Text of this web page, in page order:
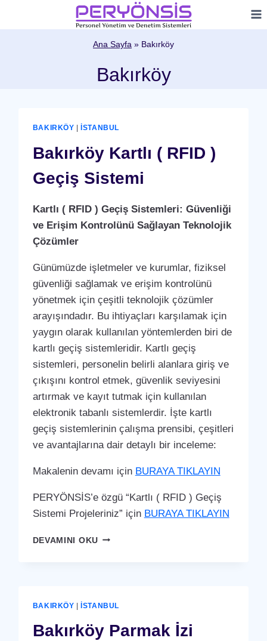
Ana Sayfa » Bakırköy
Bakırköy
BAKIRKÖY |İSTANBUL
Bakırköy Kartlı ( RFID )
Geçiş Sistemi
Kartlı ( RFID ) Geçiş Sistemleri: Güvenliği
ve Erişim Kontrolünü Sağlayan Teknolojik
Çözümler
Günümüzde işletmeler ve kurumlar, fiziksel
güvenliği sağlamak ve erişim kontrolünü
yönetmek için çeşitli teknolojik çözümler
arayışındadır. Bu ihtiyaçları karşılamak için
yaygın olarak kullanılan yöntemlerden biri de
kartlı geçiş sistemleridir. Kartlı geçiş
sistemleri, personelin belirli alanlara giriş ve
çıkışını kontrol etmek, güvenlik seviyesini
artırmak ve kayıt tutmak için kullanılan
elektronik tabanlı sistemlerdir. İşte kartlı
geçiş sistemlerinin çalışma prensibi, çeşitleri
ve avantajlarına dair detaylı bir inceleme:
Makalenin devamı için BURAYA TIKLAYIN
PERYÖNSİS’e özgü “Kartlı ( RFID ) Geçiş
Sistemi Projeleriniz” için BURAYA TIKLAYIN
DEVAMINI OKUBAKIRKÖY
BAKIRKÖY |İSTANBUL
Bakırköy Parmak İzi